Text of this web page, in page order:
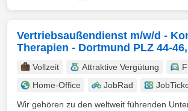
Vertriebsaußendienst m/w/d -
Therapien - Dortmund PLZ 44-
Vollzeit Attraktive Vergütung
Home-Office
JobRad
Wir gehören zu den weltweit führenden